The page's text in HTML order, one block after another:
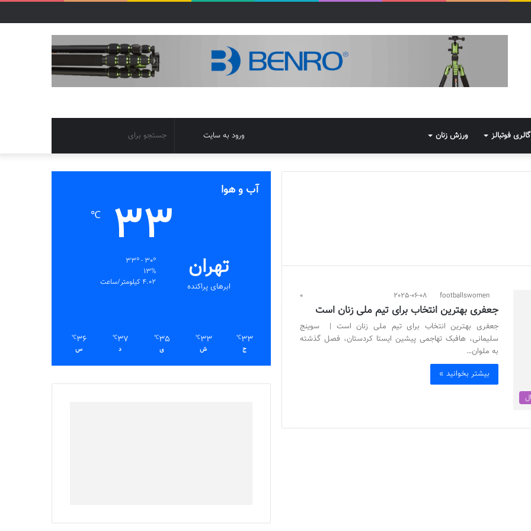
گالری فوتبالز ورزش زنان
برای
تغییر
پوسته
ورود به سایت
footballswomen
2025-06-08
0
جعفری بهترین انتخاب برای تیم ملی زنان است
جعفری بهترین انتخاب برای تیم ملی زنان است | سوینج
سلیمانی، هافبک تهاجمی پیشین ایستا کردستان، فصل گذشته
به ملوان…
بیشتر بخوانید »
آب و هوا
تهران
ابرهای پراکنده
33
℃
13%
4.02 کیلومتر/ساعت
33
℃
ج
33
℃
ش
35
℃
ی
37
℃
د
36
℃
س